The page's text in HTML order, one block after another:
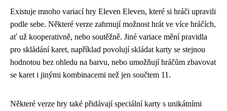
Existuje mnoho variací hry Eleven Eleven, které si hráči upravili
podle sebe. Některé verze zahrnují možnost hrát ve více hráčích,
ať už kooperativně, nebo soutěžně. Jiné variace mění pravidla
pro skládání karet, například povolují skládat karty se stejnou
hodnotou bez ohledu na barvu, nebo umožňují hráčům zbavovat
se karet i jinými kombinacemi než jen součtem 11.
Některé verze hry také přidávají speciální karty s unikátními